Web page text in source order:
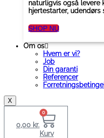
naturligvis også
hjertestarter,
SHOP NU
Om os
Hvem er vi?
Job
Din garanti
Referencer
X
0,00 kr.
0
Kurv